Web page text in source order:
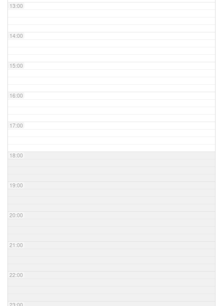
13:00
14:00
15:00
16:00
17:00
18:00
19:00
20:00
21:00
22:00